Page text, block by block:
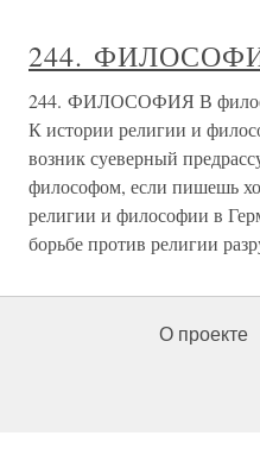
244.
244. ФИЛОСОФИЯ В
К истории религии и
возник суеверный
философом, если пишешь
религии и философии в
борьбе против религии
О проекте